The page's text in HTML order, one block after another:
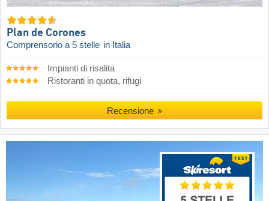
Plan de Corones
Comprensorio a 5 stelle in Italia
Impianti di risalita
Ristoranti in quota, rifugi
Recensione